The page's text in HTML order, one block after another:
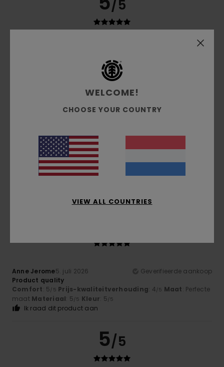
/5
Excellent, lightweight fabric in a lovely colour
Prijs-kwaliteitverhouding
: 5/5
5/5
7. juli 2026
Superb comfort and quality
Comfort: 5/5 Prijs-kwaliteitverhouding: 5/5 Maat: Perfecte
Anne Jerome5. juli 2026
Geverifieerde aankoop
Product quality
Comfort: 5/5 Prijs-kwaliteitverhouding: 4/5 Maat: Perfecte
maat Materiaal: 5/5 Kleur: 5/5
Ik raad dit product aan
5/5
WELCOME!
CHOOSE YOUR COUNTRY
VIEW ALL COUNTRIES